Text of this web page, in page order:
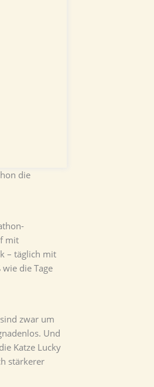
die
mit
– täglich mit
die Tage
zwar um
Und
Katze Lucky
stärkerer